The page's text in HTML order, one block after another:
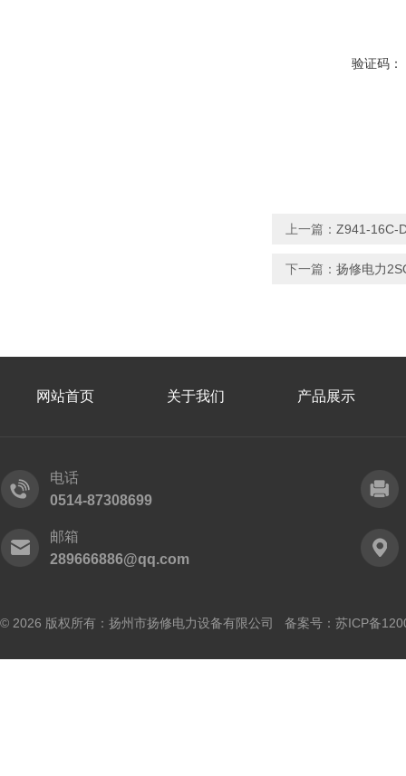
验证码：
上一篇： Z941-16C-
下一篇： 扬修电力
网站首页 关于我们 产品展示
电话
0514-87308699
邮箱
289666886@qq.com
© 2026 版权所有：扬州市扬修电力设备有限公司 备案号： 苏ICP备